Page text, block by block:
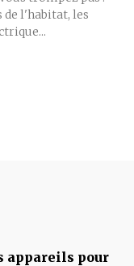
de l'habitat, les
appareils pour